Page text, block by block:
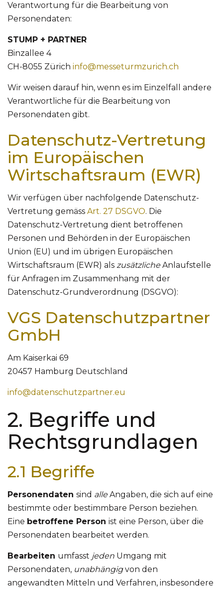
Verantwortung für die Bearbeitung von
Personendaten:
STUMP + PARTNER
Binzallee 4
CH-8055 Zürich info@messeturmzurich.ch
Wir weisen darauf hin, wenn es im Einzelfall andere
Verantwortliche für die Bearbeitung von
Personendaten gibt.
Datenschutz-Vertretung
im Europäischen
Wirtschaftsraum (EWR)
Wir verfügen über nachfolgende Datenschutz-
Vertretung gemäss Art. 27 DSGVO. Die
Datenschutz-Vertretung dient betroffenen
Personen und Behörden in der Europäischen
Union (EU) und im übrigen Europäischen
Wirtschaftsraum (EWR) als zusätzlicheAnlaufstelle
für Anfragen im Zusammenhang mit der
Datenschutz-Grundverordnung (DSGVO):
VGS Datenschutzpartner
GmbH
Am Kaiserkai 69
20457 Hamburg Deutschland
info@datenschutzpartner.eu
2. Begriffe und
Rechtsgrundlagen
2.1 Begriffe
Personendaten sind alleAngaben, die sich auf eine
bestimmte oder bestimmbare Person beziehen.
Eine betroffene Person ist eine Person, über die
Personendaten bearbeitet werden.
Bearbeiten umfasst jeden Umgang mit
Personendaten, unabhängigvon den
angewandten Mitteln und Verfahren, insbesondere